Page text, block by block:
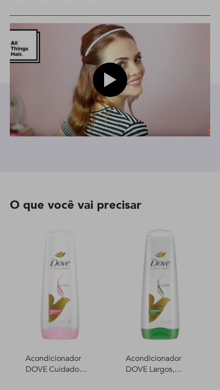
Play video Karol pinheiro
O que você vai precisar
Acondicionador
DOVE Cuidado
Acondicionador
DOVE Largos,